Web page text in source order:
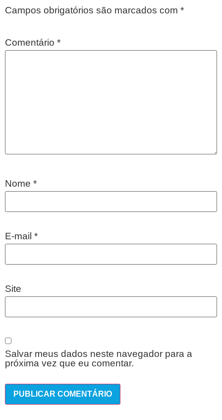
Campos obrigatórios são marcados com *
Comentário *
Nome *
E-mail *
Site
Salvar meus dados neste navegador para a
próxima vez que eu comentar.